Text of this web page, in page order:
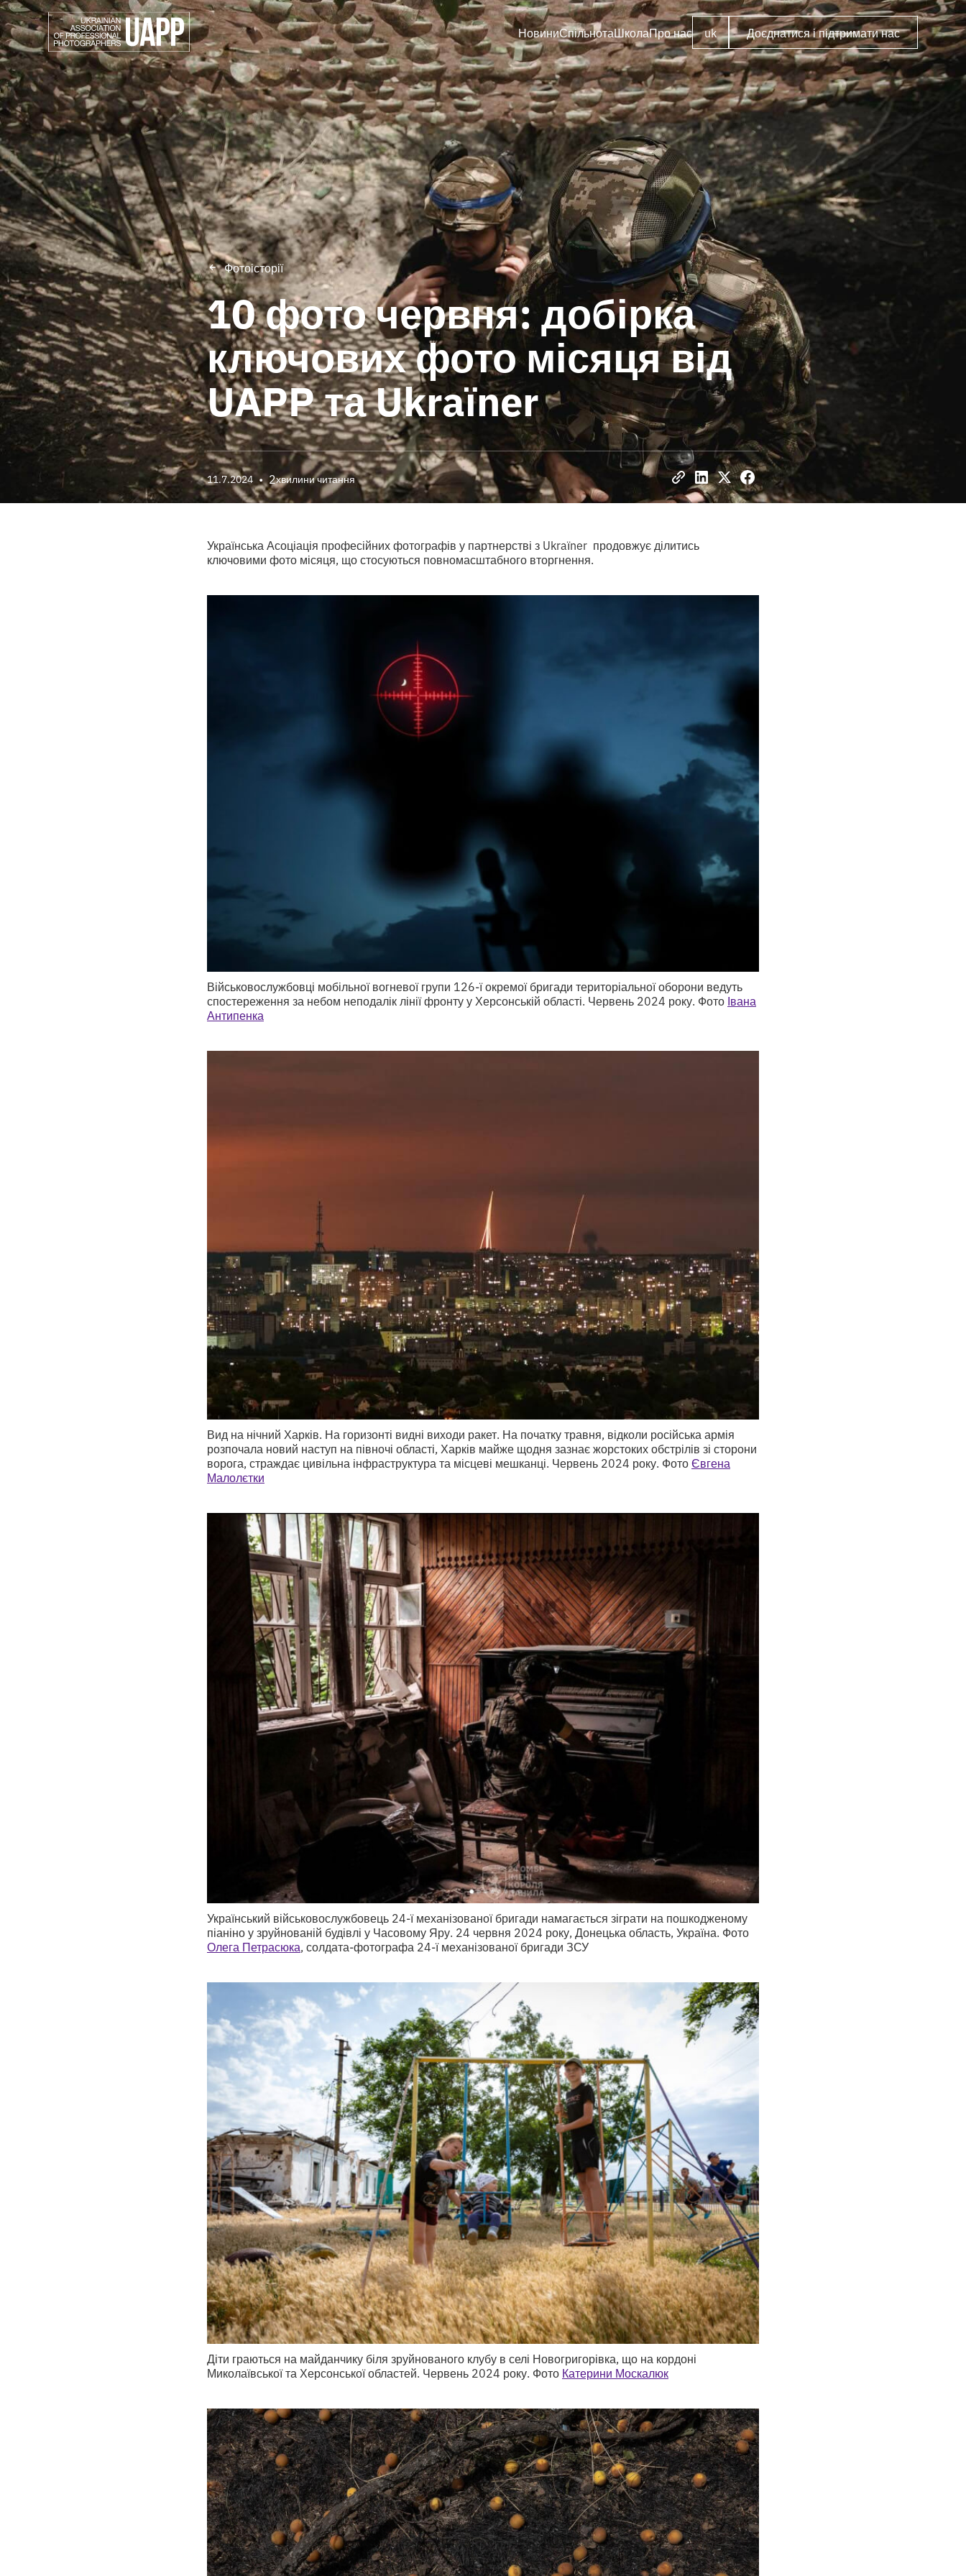
НовиниСпільнотаШколаПро нас uk Доєднатися і підтримати нас
Фотоісторії
10 фото червня: добірка
ключових фото місяця від
UAPP та Ukraїner
11.7.2024 • 2хвилини читання
Українська Асоціація професійних фотографів у партнерстві з Ukraїner продовжує ділитись
ключовими фото місяця, що стосуються повномасштабного вторгнення.
Військовослужбовці мобільної вогневої групи 126-ї окремої бригади територіальної оборони ведуть
спостереження за небом неподалік лінії фронту у Херсонській області. Червень 2024 року. Фото Івана
Антипенка
Вид на нічний Харків. На горизонті видні виходи ракет. На початку травня, відколи російська армія
розпочала новий наступ на півночі області, Харків майже щодня зазнає жорстоких обстрілів зі сторони
ворога, страждає цивільна інфраструктура та місцеві мешканці. Червень 2024 року. ФотоЄвгена
Малолєтки
Український військовослужбовець 24-ї механізованої бригади намагається зіграти на пошкодженому
піаніно у зруйнованій будівлі у Часовому Яру. 24 червня 2024 року, Донецька область, Україна. Фото
Олега Петрасюка, солдата-фотографа 24-ї механізованої бригади ЗСУ
Діти граються на майданчику біля зруйнованого клубу в селі Новогригорівка, що на кордоні
Миколаївської та Херсонської областей. Червень 2024 року. Фото Катерини Москалюк